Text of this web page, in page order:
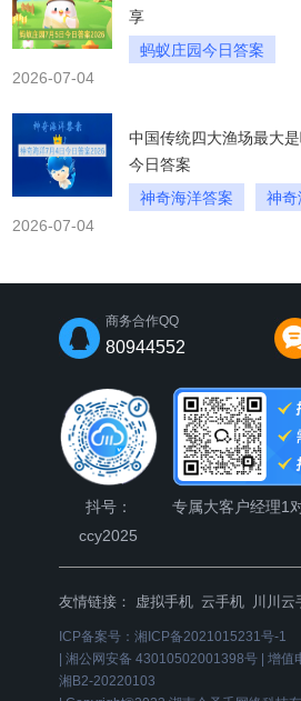
享
蚂蚁庄园今日答案
2026-07-04
中国传统四大渔场最大
今日答案
神奇海洋答案
神奇
2026-07-04
商务合作QQ
80944552
抖号：
ccy2025
专属大客户经理1
友情链接： 虚拟手机 云手机 川川云
ICP备案号： 湘ICP备2021015231号-1
| 湘公网安备 43010502001398号| 增值
湘B2-20220103